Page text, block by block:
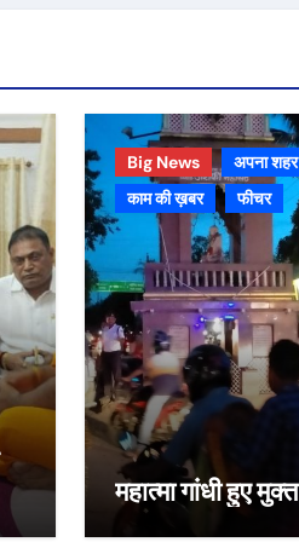
Big News
अपना शहर
काम की ख़बर
फीचर
महात्मा गांधी हुए मुक्त